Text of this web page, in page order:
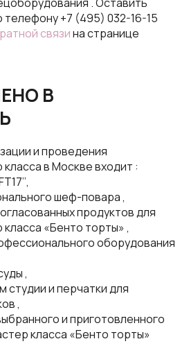
телефону+7 (495) 032-16-15
связина странице
В
и проведения
в Москве входит :
шеф-повара ,
продуктов для
«Бенто торты» ,
оборудования
,
студии и перчатки для
,
и приготовленного
класса «Бенто торты»